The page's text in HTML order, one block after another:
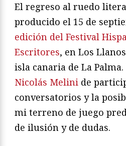
El regreso al ruedo
producido el 15 de
edición del Festival
Escritores, en Los
isla canaria de La
Nicolás Melini de
conversatorios y la
mi terreno de juego
de ilusión y de dudas.